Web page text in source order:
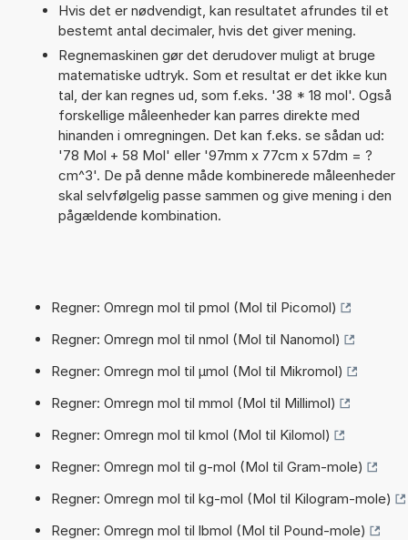
Hvis det er nødvendigt, kan resultatet afrundes til et
bestemt antal decimaler, hvis det giver mening.
Regnemaskinen gør det derudover muligt at bruge
matematiske udtryk. Som et resultat er det ikke kun
tal, der kan regnes ud, som f.eks. '38 * 18 mol'. Også
forskellige måleenheder kan parres direkte med
hinanden i omregningen. Det kan f.eks. se sådan ud:
'78 Mol + 58 Mol' eller '97mm x 77cm x 57dm = ?
cm^3'. De på denne måde kombinerede måleenheder
skal selvfølgelig passe sammen og give mening i den
pågældende kombination.
Regner: Omregn mol til pmol (Mol til Picomol)
Regner: Omregn mol til nmol (Mol til Nanomol)
Regner: Omregn mol til µmol (Mol til Mikromol)
Regner: Omregn mol til mmol (Mol til Millimol)
Regner: Omregn mol til kmol (Mol til Kilomol)
Regner: Omregn mol til g-mol (Mol til Gram-mole)
Regner: Omregn mol til kg-mol (Mol til Kilogram-mole)
Regner: Omregn mol til lbmol (Mol til Pound-mole)